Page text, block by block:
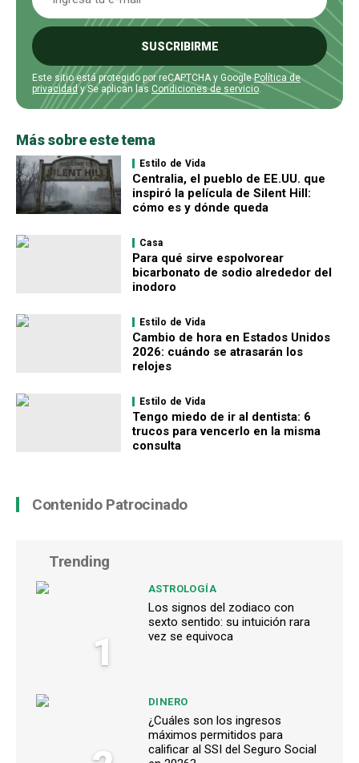
SUSCRIBIRME
Este sitio está protegido por reCAPTCHA y GooglePolítica de
privacidady Se aplican las Condiciones de servicio.
Más sobre este tema
Estilo de Vida
Centralia, el pueblo de EE.UU. que
inspiró la película de Silent Hill:
cómo es y dónde queda
Casa
Para qué sirve espolvorear
bicarbonato de sodio alrededor del
inodoro
Estilo de Vida
Cambio de hora en Estados Unidos
2026: cuándo se atrasarán los
relojes
Estilo de Vida
Tengo miedo de ir al dentista: 6
trucos para vencerlo en la misma
consulta
Contenido Patrocinado
Trending
1
ASTROLOGÍA
Los signos del zodiaco con
sexto sentido: su intuición rara
vez se equivoca
DINERO
¿Cuáles son los ingresos
máximos permitidos para
calificar al SSI del Seguro Social